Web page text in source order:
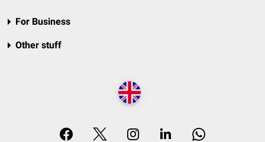
For Business
Other stuff